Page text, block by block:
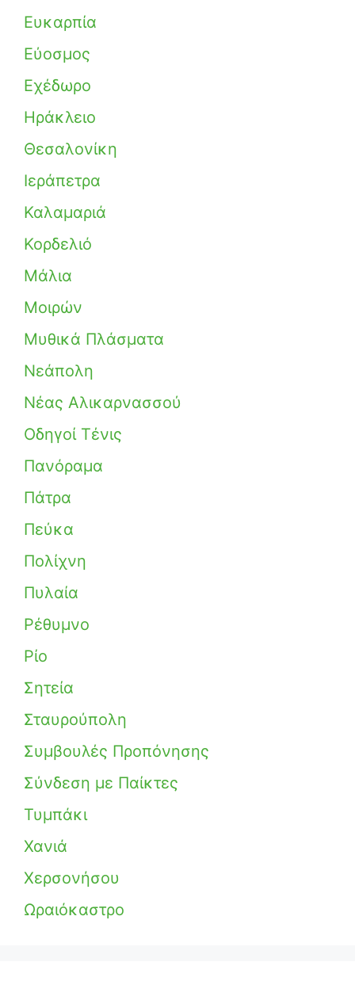
Ευκαρπία
Εύοσμος
Εχέδωρο
Ηράκλειο
Θεσαλονίκη
Ιεράπετρα
Καλαμαριά
Κορδελιό
Μάλια
Μοιρών
Μυθικά Πλάσματα
Νεάπολη
Νέας Αλικαρνασσού
Οδηγοί Τένις
Πανόραμα
Πάτρα
Πεύκα
Πολίχνη
Πυλαία
Ρέθυμνο
Ρίο
Σητεία
Σταυρούπολη
Συμβουλές Προπόνησης
Σύνδεση με Παίκτες
Τυμπάκι
Χανιά
Χερσονήσου
Ωραιόκαστρο